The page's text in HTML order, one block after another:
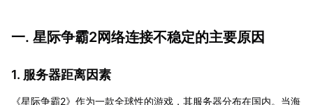
一. 星际争霸2网络连接不稳定的主要原因
1. 服务器距离因素
《星际争霸2》作为一款全球性的游戏，其服务器分布在国内。当海